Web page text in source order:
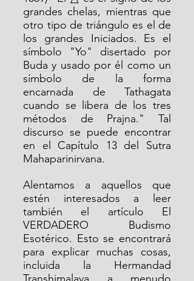
grandes chelas, mientras que
otro tipo de triángulo es el de
los grandes Iniciados. Es el
símbolo "Yo" disertado por
Buda y usado por él como un
símbolo de la forma
encarnada de Tathagata
cuando se libera de los tres
métodos de Prajna." Tal
discurso se puede encontrar
en el Capítulo 13 del Sutra
Mahaparinirvana.
Alentamos a aquellos que
estén interesados a leer
también el artículo El
VERDADERO Budismo
Esotérico. Esto se encontrará
para explicar muchas cosas,
incluida la Hermandad